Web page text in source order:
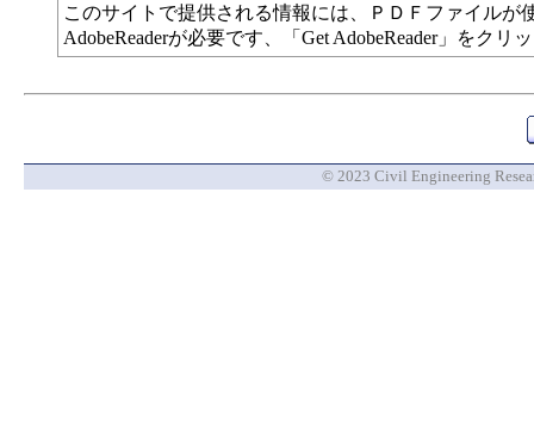
このサイトで提供される情報には、ＰＤＦファイル
AdobeReaderが必要です、「Get AdobeReader」をク
© 2023 Civil Engineering